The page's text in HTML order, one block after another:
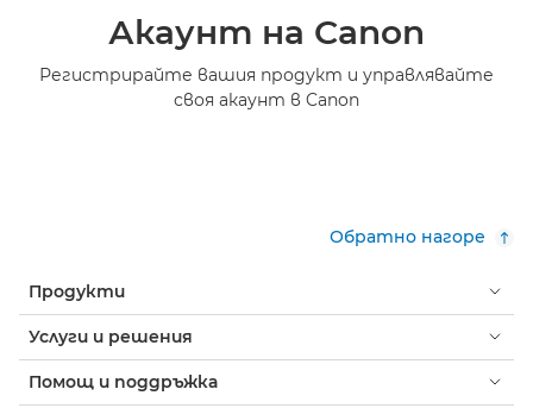
Акаунт на Canon
Регистрирайте вашия продукт и управлявайте
своя акаунт в Canon
Обратно нагоре
Продукти
Услуги и решения
Помощ и поддръжка